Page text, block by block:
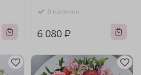
В наличии
6 080 ₽